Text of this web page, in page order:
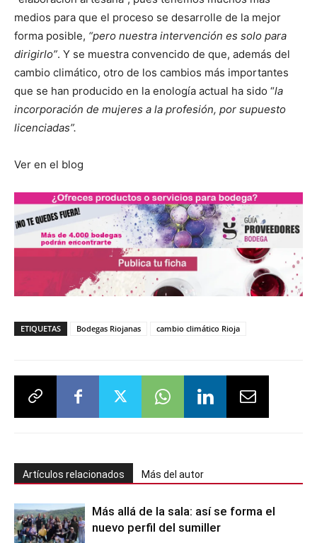
medios para que el proceso se desarrolle de la mejor
forma posible, “pero nuestra intervención es solo para
dirigirlo”. Y se muestra convencido de que, además del
cambio climático, otro de los cambios más importantes
que se han producido en la enología actual ha sido “la
incorporación de mujeres a la profesión, por supuesto
licenciadas”.
Ver en el blog
ETIQUETAS Bodegas Riojanas cambio climático Rioja
Artículos relacionados Más del autor
Más allá de la sala: así se forma el
nuevo perfil del sumiller